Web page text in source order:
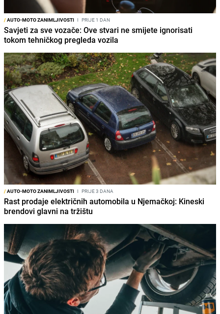
/AUTO-MOTO ZANIMLJIVOSTI I PRIJE 1 DAN
Savjeti za sve vozače: Ove stvari ne smijete ignorisati
tokom tehničkog pregleda vozila
/AUTO-MOTO ZANIMLJIVOSTI I PRIJE 3 DANA
Rast prodaje električnih automobila u Njemačkoj: Kineski
brendovi glavni na tržištu